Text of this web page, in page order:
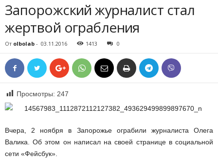
Запорожский журналист стал
жертвой ограбления
От olbolab - 03.11.2016 1413 0
Просмотры: 247
Вчера, 2 ноября в Запорожье ограбили журналиста Олега
Валика. Об этом он написал на своей странице в социальной
сети «Фейсбук».